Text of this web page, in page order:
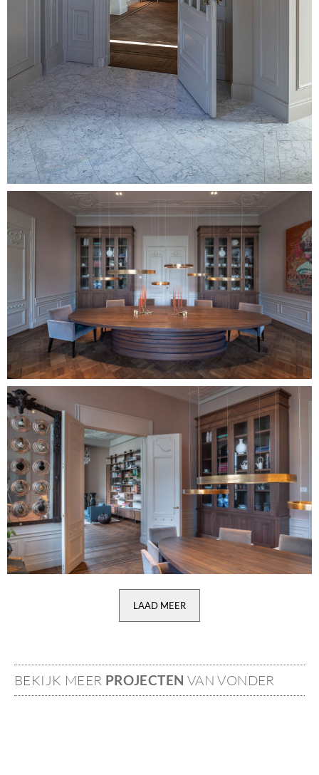
Image
LAAD MEER
BEKIJK MEER PROJECTEN VAN VONDER